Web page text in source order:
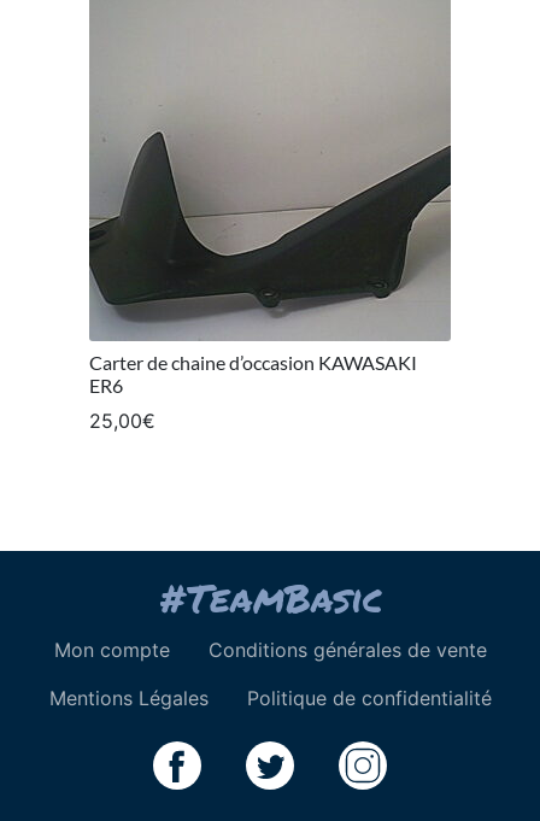
Carter de chaine d’occasion KAWASAKI
ER6
25,00€
Mon compte
Conditions générales de vente
Mentions Légales
Politique de confidentialité